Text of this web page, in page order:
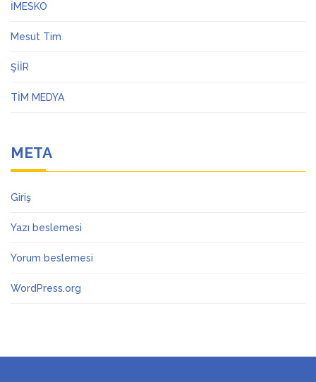
İMESKO
Mesut Tim
ŞİİR
TİM MEDYA
META
Giriş
Yazı beslemesi
Yorum beslemesi
WordPress.org